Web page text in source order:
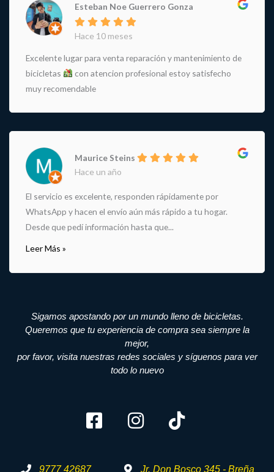
Esteban Noe Guerrero Gonza
Hace 10 meses
Excelente lugar para venta reparación y mantenimiento de
bicicletas
con atencion profesional estoy satisfecho
muy recomendable
Maurice Steins
Hace un año
El servicio es excelente, responden rápidamente por
WhatsApp y hacen el envío aún más rápido a tu hogar.
Desde que pedí información hasta que...
Leer Más »
Sigamos apostando por un mundo lleno de bicicletas.
Queremos que tu experiencia de compra sea siempre la
mejor,
por favor, visita nuestras redes sociales y síguenos para ver
todo lo nuevo
9777 42687
Jr. Don Bosco 345 - Breña